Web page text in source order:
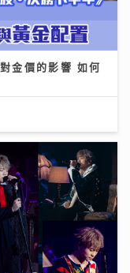
金價的影響 如何